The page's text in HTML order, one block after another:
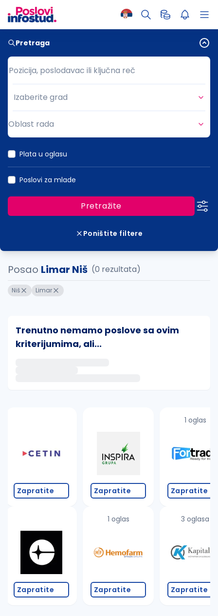
Pretraga
Pozicija, poslodavac ili ključna reč
Pozicija, poslodavac ili ključna reč
Grad
Izaberite grad
Oblast rada
Plata u oglasu
Poslovi za mlade
Pretražite
Poništite filtere
Posao Limar Niš (0 rezultata)
Niš Limar
Trenutno nemamo poslove sa ovim
kriterijumima, ali...
proverite pravopisne greške (koristite č, ć, š, đ,
promenite odabrane filtere pretrage
Zapratite
Zapratite
Zapratite
1 oglas
Zapratite
1 oglas
Zapratite
3 oglasa
Zapratite